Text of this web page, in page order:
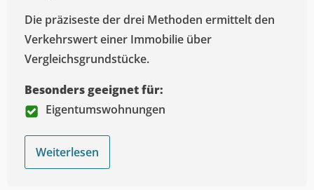
Die präziseste der drei Methoden ermittelt den
Verkehrswert einer Immobilie über
Vergleichsgrundstücke.
Besonders geeignet für:
Eigentumswohnungen
Weiterlesen